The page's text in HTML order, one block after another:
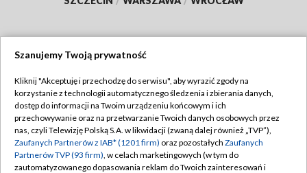
TVP
Abonament TVP
Emisja w TVP
Centrum informacji TVP
Regulamin TVP
Polityka prywatności
Moje zgody
Szanujemy Twoją prywatność
Kliknij "Akceptuję i przechodzę do serwisu", aby wyrazić zgody na
korzystanie z technologii automatycznego śledzenia i zbierania danych,
dostęp do informacji na Twoim urządzeniu końcowym i ich
przechowywanie oraz na przetwarzanie Twoich danych osobowych przez
nas, czyli Telewizję Polską S.A. w likwidacji (zwaną dalej również „TVP”),
Zaufanych Partnerów z IAB* (1201 firm) oraz pozostałych Zaufanych
Partnerów TVP (93 firm), w celach marketingowych (w tym do
zautomatyzowanego dopasowania reklam do Twoich zainteresowań i